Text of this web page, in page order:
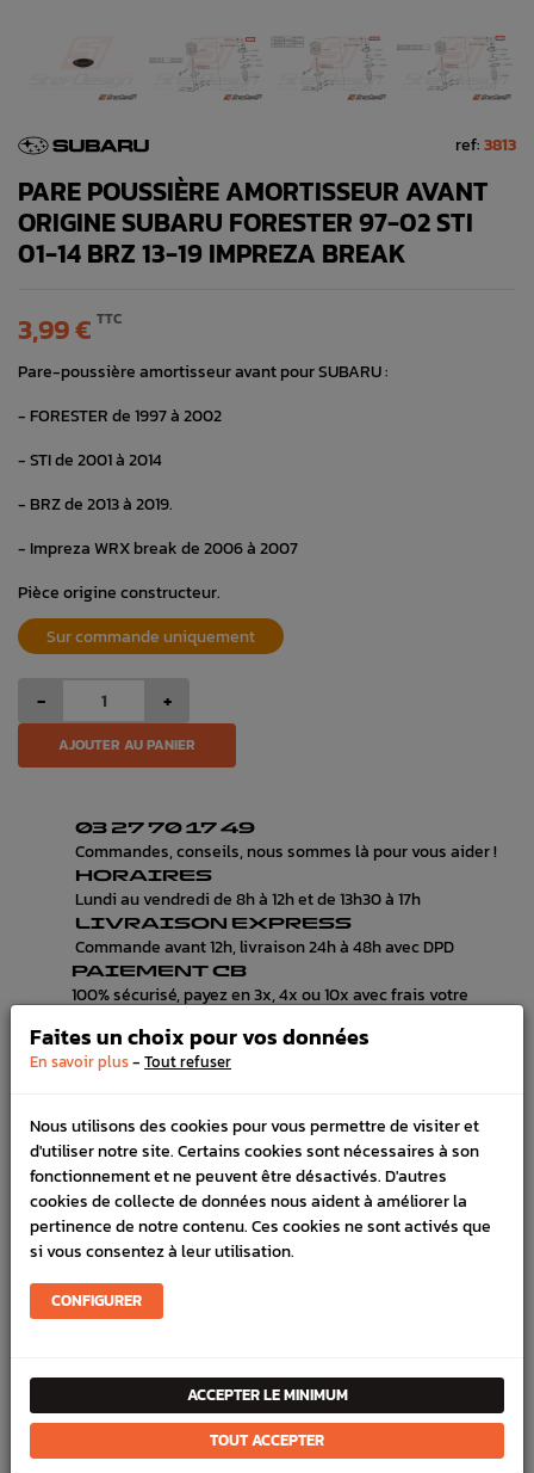
ref:3813
PARE POUSSIÈRE AMORTISSEUR AVANT
ORIGINE SUBARU FORESTER 97-02 STI
01-14 BRZ 13-19 IMPREZA BREAK
3,99 € TTC
Pare-poussière amortisseur avant pour SUBARU :
- FORESTER de 1997 à 2002
- STI de 2001 à 2014
- BRZ de 2013 à 2019.
- Impreza WRX break de 2006 à 2007
Pièce origine constructeur.
Sur commande uniquement
- +
AJOUTER AU PANIER
03 27 70 17 49
Commandes, conseils, nous sommes là pour vous aider !
HORAIRES
Lundi au vendredi de 8h à 12h et de 13h30 à 17h
LIVRAISON EXPRESS
Commande avant 12h, livraison 24h à 48h avec DPD
PAIEMENT CB
100% sécurisé, payez en 3x, 4x ou 10x avec frais votre
LIVRAISON
VÉHICULES COMPATIBLE
SCHÉMA CONSTRUCTEUR
Marque :SUBARU
FICHE TECHNIQUE
Chassis
Pièces origine constructeur
Faites un choix pour vos données
En savoir plus- Tout refuser
Nous utilisons des cookies pour vous permettre de visiter et
d'utiliser notre site. Certains cookies sont nécessaires à son
fonctionnement et ne peuvent être désactivés. D'autres
cookies de collecte de données nous aident à améliorer la
pertinence de notre contenu. Ces cookies ne sont activés que
si vous consentez à leur utilisation.
CONFIGURER
ACCEPTER LE MINIMUM
TOUT ACCEPTER